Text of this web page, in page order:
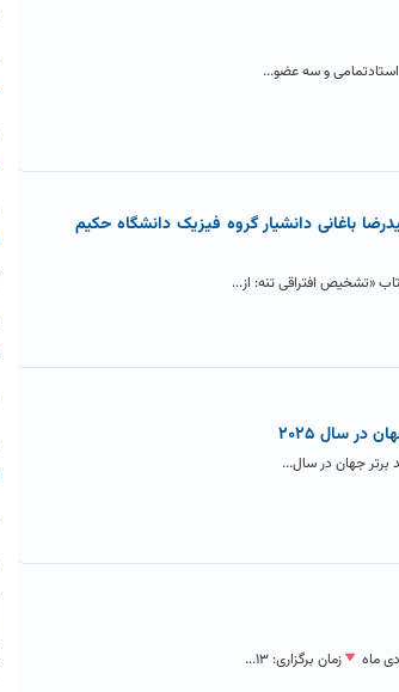
و سه عضو...
باغانی دانشیار گروه فیزیک دانشگاه حکیم
«تشخیص افتراقی تنه: از...
زمان برگزاری: ۱۳...